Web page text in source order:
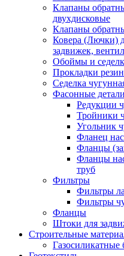
Клапаны
двухдисковые
Клапаны
Ковера (Лючки)
задвижек,
Обоймы и
Прокладки
Седелка
Фасонные
Редукции
Тройники
Угольник
Фланец
Фланцы
Фланцы
труб
Фильтры
Фильтры
Фильтры
Фланцы
Штоки для
Строительные
Газосиликатные